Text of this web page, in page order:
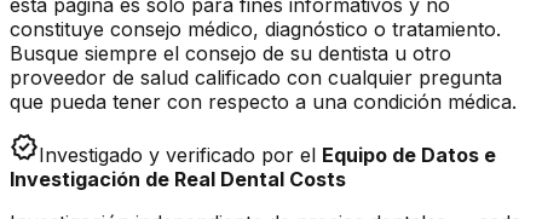
constituye consejo médico, diagnóstico o tratamiento.
Busque siempre el consejo de su dentista u otro
proveedor de salud calificado con cualquier pregunta
que pueda tener con respecto a una condición médica.
verifiedInvestigado y verificado por el Equipo de Datos e
Investigación de Real Dental Costs